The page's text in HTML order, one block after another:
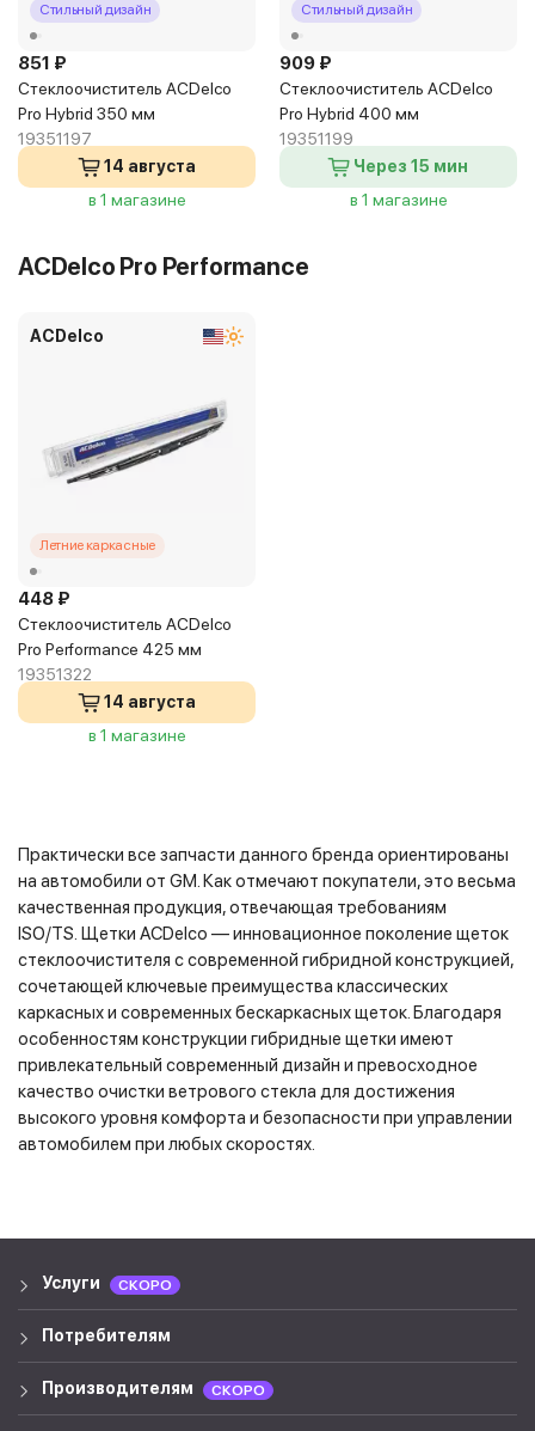
Стильный дизайн
851 ₽
Стеклоочиститель ACDelco
Pro Hybrid 350 мм
19351197
14 августа
в 1 магазине
Стильный дизайн
909 ₽
Стеклоочиститель ACDelco
Pro Hybrid 400 мм
19351199
Через 15 мин
в 1 магазине
ACDelco Pro Performance
ACDelco
Летние каркасные
448 ₽
Стеклоочиститель ACDelco
Pro Performance 425 мм
19351322
14 августа
в 1 магазине
Практически все запчасти данного бренда ориентированы
на автомобили от GM. Как отмечают покупатели, это весьма
качественная продукция, отвечающая требованиям
ISO/TS. Щетки ACDelco — инновационное поколение щеток
стеклоочистителя с современной гибридной конструкцией,
сочетающей ключевые преимущества классических
каркасных и современных бескаркасных щеток. Благодаря
особенностям конструкции гибридные щетки имеют
привлекательный современный дизайн и превосходное
качество очистки ветрового стекла для достижения
высокого уровня комфорта и безопасности при управлении
автомобилем при любых скоростях.
Услуги СКОРО
Потребителям
Производителям СКОРО